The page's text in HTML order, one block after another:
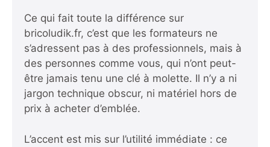
Ce qui fait toute la différence sur
bricoludik.fr, c’est que les formateurs ne
s’adressent pas à des professionnels, mais à
des personnes comme vous, qui n’ont peut-
être jamais tenu une clé à molette. Il n’y a ni
jargon technique obscur, ni matériel hors de
prix à acheter d’emblée.
L’accent est mis sur l’utilité immédiate : ce